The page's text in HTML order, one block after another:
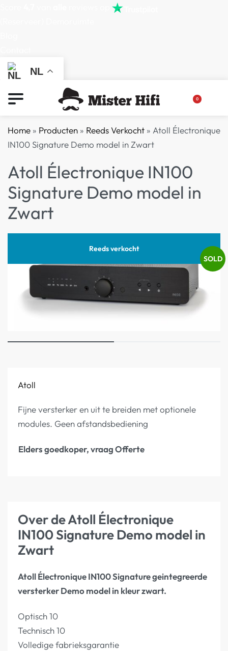
NL
0
Home » Producten » Reeds Verkocht » Atoll Électronique
IN100 Signature Demo model in Zwart
Atoll Électronique IN100
Signature Demo model in
Zwart
Reeds verkocht
SOLD
Atoll
Fijne versterker en uit te breiden met optionele
modules. Geen afstandsbediening
Elders goedkoper, vraag Offerte
Over de Atoll Électronique
IN100 Signature Demo model in
Zwart
Atoll Électronique IN100 Signature geintegreerde
versterker Demo model in kleur zwart.
Optisch 10
Technisch 10
Volledige fabrieksgarantie